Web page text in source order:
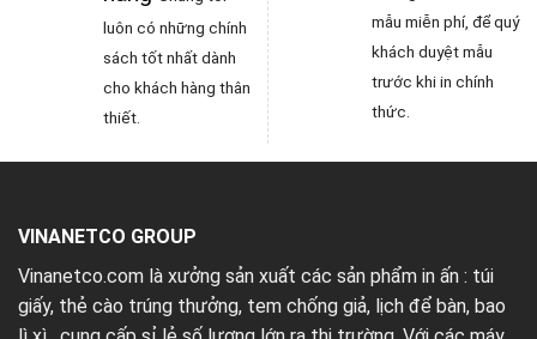
luôn có những chính
sách tốt nhất dành
cho khách hàng thân
thiết.
mẫu miễn phí, để quý
khách duyệt mẫu
trước khi in chính
thức.
VINANETCO GROUP
Vinanetco.com là xưởng sản xuất các sản phẩm in ấn : túi
giấy, thẻ cào trúng thưởng, tem chống giả, lịch để bàn, bao